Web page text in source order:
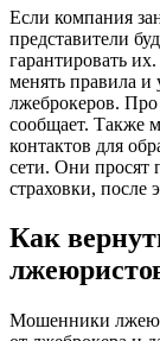
Если компания
представители
гарантировать
менять правила и
лжеброкеров.
сообщает. Также
контактов для
сети. Они просят
страховки, после
Как
Мошенники